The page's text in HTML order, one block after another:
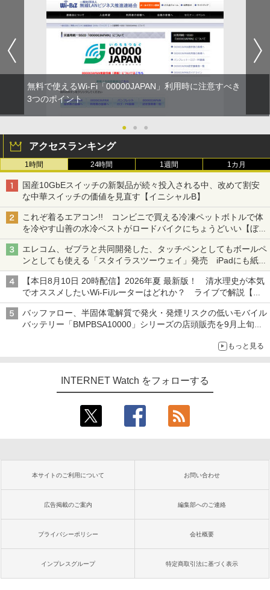
無料で使えるWi-Fi「00000JAPAN」利用時に注意すべき
3つのポイント
● ● ●
アクセスランキング
1時間 24時間 1週間 1カ月
国産10GbEスイッチの新製品が続々投入される中、改めて割安
な中華スイッチの価値を見直す【イニシャルB】
これぞ着るエアコン!! コンビニで買える冷凍ペットボトルで体
を冷やす山善の水冷ベストがロードバイクにちょうどいい【ぼっ
ち・ざ・ろーど！その14】【空いた時間でなにしてる？】
エレコム、ゼブラと共同開発した、タッチペンとしてもボールペ
ンとしても使える「スタイラスツーウェイ」発売 iPadにも紙に
も、持ち替えずに書き込める
【本日8月10日 20時配信】2026年夏 最新版！ 清水理史が本気
でオススメしたいWi-Fiルーターはどれか？ ライブで解説【清
水理史の「イニシャルB」チャンネル】
バッファロー、半固体電解質で発火・発煙リスクの低いモバイル
バッテリー「BMPBSA10000」シリーズの店頭販売を9月上旬に
もっと見る
INTERNET Watch をフォローする
本サイトのご利用について お問い合わせ
広告掲載のご案内 編集部へのご連絡
プライバシーポリシー 会社概要
インプレスグループ 特定商取引法に基づく表示